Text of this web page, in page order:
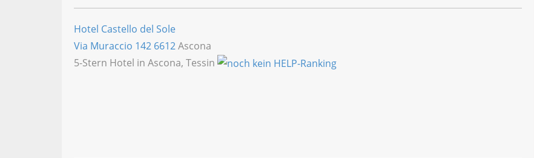
Hotel Castello del Sole
Via Muraccio 142 6612Ascona
5-Stern Hotel in Ascona, Tessin